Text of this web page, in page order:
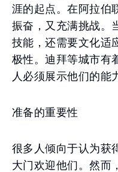
涯的起点。在阿拉伯
振奋，又充满挑战。
技能，还需要文化适
极性。迪拜等城市有
人必须展示他们的能
准备的重要性
很多人倾向于认为获
大门欢迎他们。然而